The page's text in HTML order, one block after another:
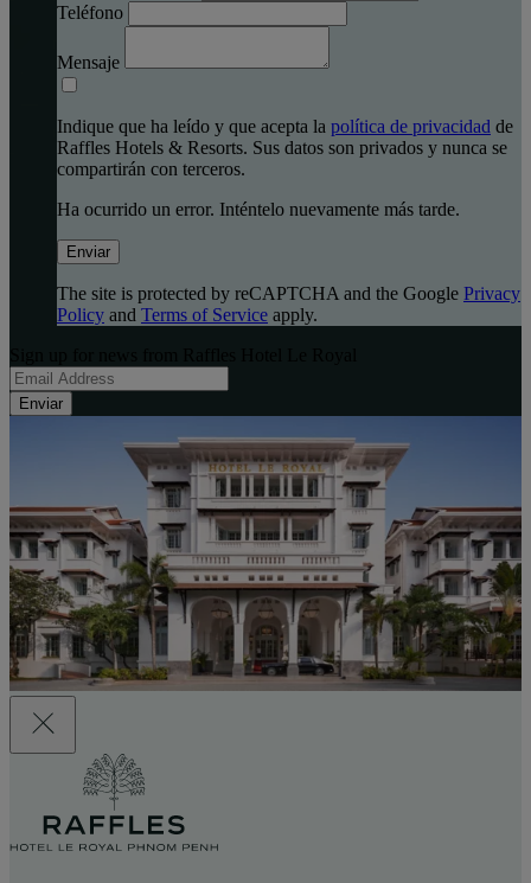
Teléfono
Mensaje
Indique que ha leído y que acepta la política de privacidad de
Raffles Hotels & Resorts. Sus datos son privados y nunca se
compartirán con terceros.
Ha ocurrido un error. Inténtelo nuevamente más tarde.
Enviar
The site is protected by reCAPTCHA and the Google Privacy
Policy and Terms of Service apply.
Enviar